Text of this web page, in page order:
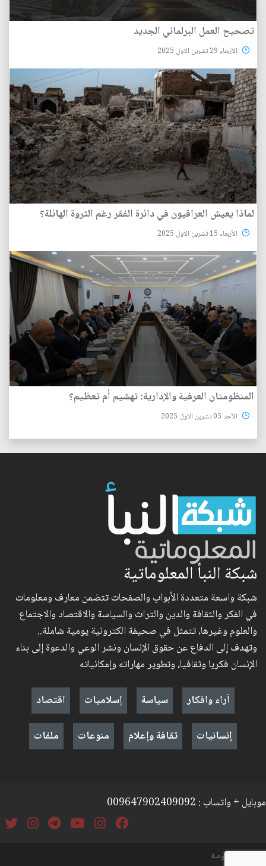
تصحيح العمل البرلماني الجديد
الأربعاء 29 تشرين الاول 2025
لماذا يعيش العراقيون في دائرة الفقر رغم الثروة الهائلة؟
الأربعاء 15 تشرين الاول 2025
المنظومتان العرفية والإدارية: تهشيم أم تعظيم؟
الأحد 05 تشرين الاول 2025
شبكة النبأ المعلوماتية
شبكة واسعة متعددة الأبواب والصفحات تتضمن معارف ومعلومات
في الفكر والثقافة والدين والتراث والسياسة والاقتصاد والاجتماع
والعلوم وغيرها، تتمثل في صحيفة الكترونية يومية شاملة..
وتهدف إلى الدفاع عن حقوق الإنسان ونشر الوعي والدعوة إلى بناء
الإنسان فكريا وثقافيا، وتطوير مهاراته وإمكانياته
آراء وافكار
سياسة إسلاميات
اقتصاد
إنسانيات
ثقافة وإعلام منوعات ملفات
موبايل + واتساب : 009647902409092
السياسة والخصوصة